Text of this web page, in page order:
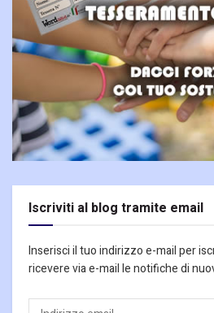
Iscriviti al blog tramite email
Inserisci il tuo indirizzo e-mail per
ricevere via e-mail le notifiche di
Indirizzo